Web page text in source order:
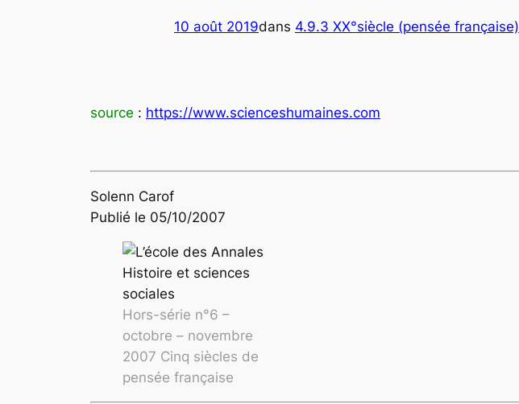
10 août 2019dans 4.9.3 XX°siècle (pensée française)
source : https://www.scienceshumaines.com
Solenn Carof
Publié le 05/10/2007
Hors-série n°6 –
octobre – novembre
2007 Cinq siècles de
pensée française